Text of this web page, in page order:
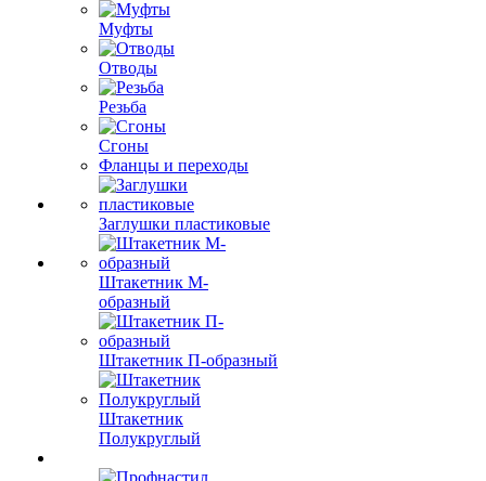
Муфты
Отводы
Резьба
Сгоны
Фланцы и переходы
Заглушки пластиковые
Штакетник М-
образный
Штакетник П-образный
Штакетник
Полукруглый